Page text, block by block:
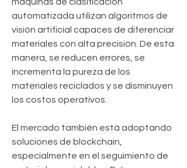
automatizada utilizan algoritmos de
visión artificial capaces de diferenciar
materiales con alta precisión. De esta
manera, se reducen errores, se
incrementa la pureza de los
materiales reciclados y se disminuyen
los costos operativos.
El mercado también está adoptando
soluciones de blockchain,
especialmente en el seguimiento de